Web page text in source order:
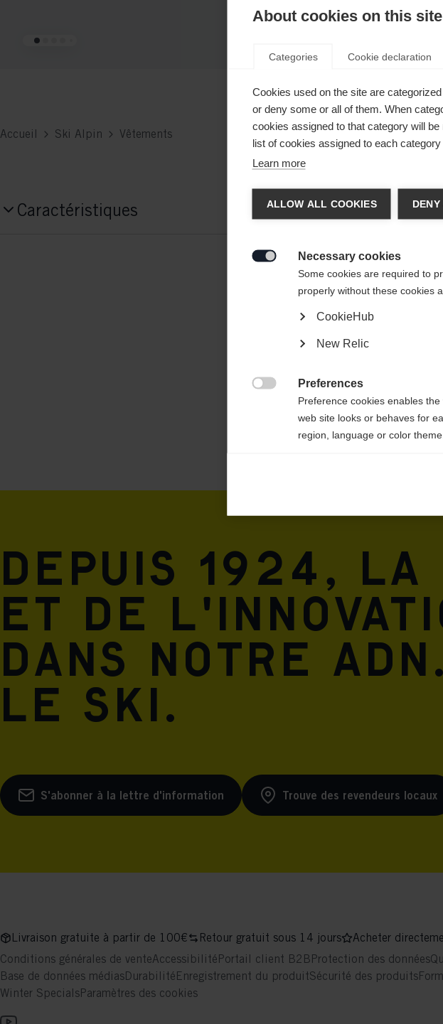
Accueil Ski Alpin Vêtements
Caractéristiques
Depuis 1924,
et de
dans notre
le ski.
S'abonner à la lettre d'information Trouve des revendeurs locaux
Livraison gratuite à partir de 100€ Retour gratuit sous 14 jours
Acheter
Conditions générales de venteAccessibilitéPortail client B2BProtection des données
Base de données médiasDurabilitéEnregistrement du produitSécurité des produits
Winter SpecialsParamètres des cookies
Changer de langue
United States (English)
Oui, je
About cookies on this site
Categories Cookie declaration
Cookies used on the site are
or deny some or all of them. When
cookies assigned to that category will
list of cookies assigned to each
Learn more
ALLOW ALL COOKIES
Necessary cookies
Some cookies are required to
properly without these cookies
CookieHub
New Relic
Preferences
Preference cookies enables
web site looks or behaves for
region, language or color theme.
Analytical cookies help us
Marketing cookies are used to
relevant and engaging
permission for personalized
Meta Pixel